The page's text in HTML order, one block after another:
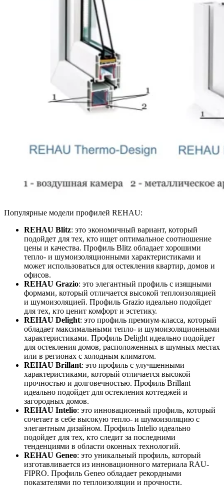
Популярные модели профилей REHAU:
REHAU Blitz: это экономичный вариант, который
подойдет для тех, кто ищет оптимальное соотношение
цены и качества. Профиль Blitz обладает хорошими
тепло- и шумоизоляционными характеристиками и
может использоваться для остекления квартир, домов и
офисов.
REHAU Grazio: это элегантный профиль с изящными
формами, который отличается высокой теплоизоляцией
и шумоизоляцией. Профиль Grazio идеально подойдет
для тех, кто ценит комфорт и эстетику.
REHAU Delight: это профиль премиум-класса, который
обладает максимальными тепло- и шумоизоляционными
характеристиками. Профиль Delight идеально подойдет
для остекления домов, расположенных в шумных местах
или в регионах с холодным климатом.
REHAU Brillant: это профиль с улучшенными
характеристиками, который отличается высокой
прочностью и долговечностью. Профиль Brillant
идеально подойдет для остекления коттеджей и
загородных домов.
REHAU Intelio: это инновационный профиль, который
сочетает в себе высокую тепло- и шумоизоляцию с
элегантным дизайном. Профиль Intelio идеально
подойдет для тех, кто следит за последними
тенденциями в области оконных технологий.
REHAU Geneo: это уникальный профиль, который
изготавливается из инновационного материала RAU-
FIPRO. Профиль Geneo обладает рекордными
показателями по теплоизоляции и прочности.